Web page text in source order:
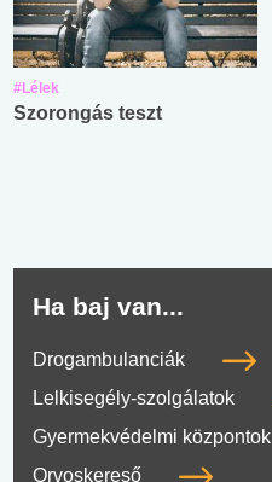
#Lélek
Szorongás teszt
Ha baj van...
Drogambulanciák
Lelkisegély-szolgálatok
Gyermekvédelmi központok
Orvoskereső